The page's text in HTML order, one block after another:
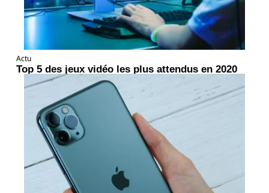
Actu
Top 5 des jeux vidéo les plus attendus en 2020